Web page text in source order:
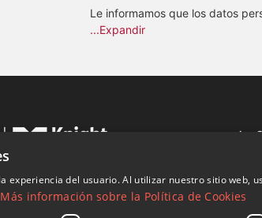
Le informamos que los datos
...Expandir
Av.
experiencia del usuario. Al utilizar nuestro sitio web,
Más información sobre la Política de Cookies